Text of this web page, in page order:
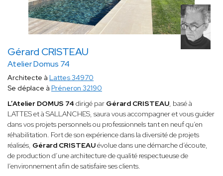
Gérard CRISTEAU
Atelier Domus 74
Architecte à Lattes 34970
Se déplace à Préneron 32190
L’Atelier DOMUS 74 dirigé par Gérard CRISTEAU, basé à
LATTES et à SALLANCHES, saura vous accompagner et vous guider
dans vos projets personnels ou professionnels tant en neuf qu’en
réhabilitation. Fort de son expérience dans la diversité de projets
réalisés, Gérard CRISTEAUévolue dans une démarche d’écoute,
de production d’une architecture de qualité respectueuse de
l’environnement afin de satisfaire ses clients.